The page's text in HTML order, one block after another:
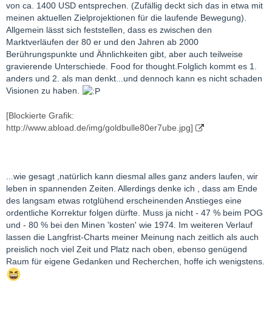
von ca. 1400 USD entsprechen. (Zufällig deckt sich das in etwa mit
meinen aktuellen Zielprojektionen für die laufende Bewegung).
Allgemein lässt sich feststellen, dass es zwischen den
Marktverläufen der 80 er und den Jahren ab 2000
Berührungspunkte und Ähnlichkeiten gibt, aber auch teilweise
gravierende Unterschiede. Food for thought.Folglich kommt es 1.
anders und 2. als man denkt...und dennoch kann es nicht schaden
Visionen zu haben.
[Blockierte Grafik:
http://www.abload.de/img/goldbulle80er7ube.jpg]
...wie gesagt ,natürlich kann diesmal alles ganz anders laufen, wir
leben in spannenden Zeiten. Allerdings denke ich , dass am Ende
des langsam etwas rotglühend erscheinenden Anstieges eine
ordentliche Korrektur folgen dürfte. Muss ja nicht - 47 % beim POG
und - 80 % bei den Minen 'kosten' wie 1974. Im weiteren Verlauf
lassen die Langfrist-Charts meiner Meinung nach zeitlich als auch
preislich noch viel Zeit und Platz nach oben, ebenso genügend
Raum für eigene Gedanken und Recherchen, hoffe ich wenigstens.